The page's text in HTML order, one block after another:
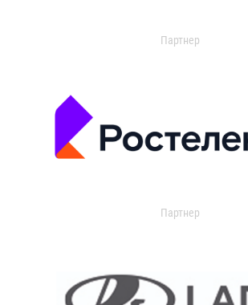
Партнер
Партнер